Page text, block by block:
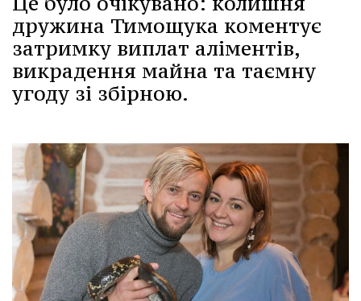
дружина Тимощука коментує
затримку виплат аліментів,
викрадення майна та таємну
угоду зі збірною.